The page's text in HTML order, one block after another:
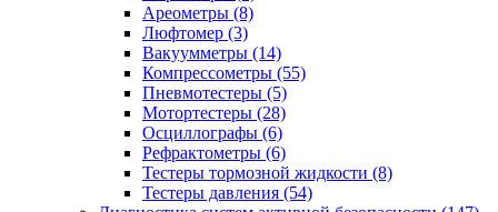
Ареометры (8)
Люфтомер (3)
Вакуумметры (14)
Компрессометры (55)
Пневмотестеры (5)
Мотортестеры (28)
Осциллографы (6)
Рефрактометры (6)
Тестеры тормозной жидкости (8)
Тестеры давления (54)